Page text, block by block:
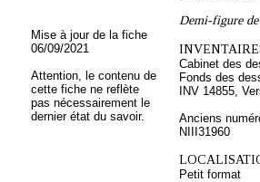
Mise à jour de la fiche
06/09/2021
Attention, le contenu de
cette fiche ne reflète
pas nécessairement le
dernier état du savoir.
Demi-figure de
Cabinet des
Fonds des
INV 14855,
Anciens
NIII31960
Petit format